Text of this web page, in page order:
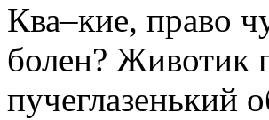
Ква–кие, право
болен? Животик
пучеглазенький